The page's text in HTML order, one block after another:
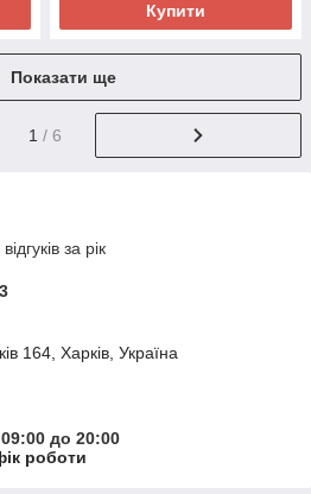
Купити
Показати ще
1 / 6
за рік
164, Харків, Україна
до 20:00
роботи